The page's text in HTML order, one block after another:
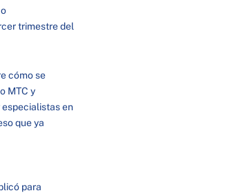
trimestre del
cómo se
MTC y
especialistas en
que ya
para